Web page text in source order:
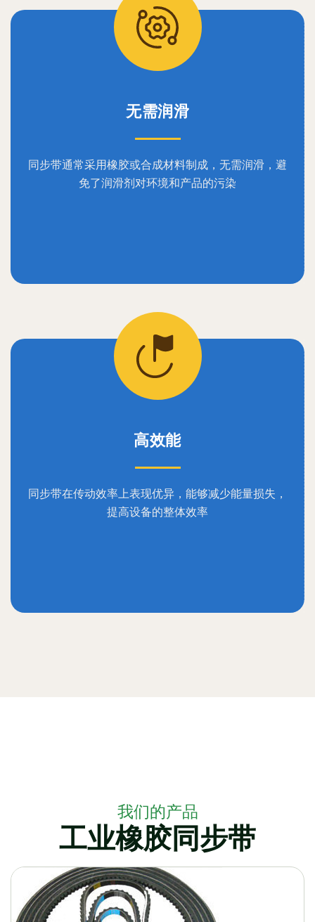
无需润滑
同步带通常采用橡胶或合成材料制成，无需润滑，避
免了润滑剂对环境和产品的污染
高效能
同步带在传动效率上表现优异，能够减少能量损失，
提高设备的整体效率
我们的产品
工业橡胶同步带